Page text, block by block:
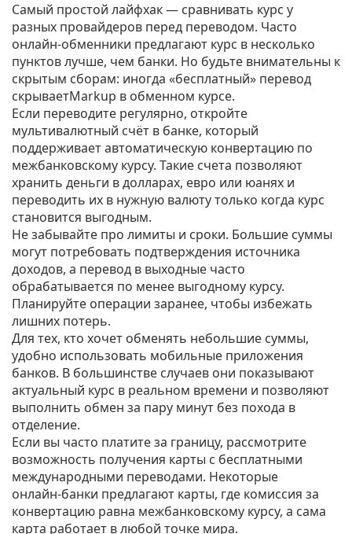
Самый простой лайфхак — сравнивать курс у
разных провайдеров перед переводом. Часто
онлайн‑обменники предлагают курс в несколько
пунктов лучше, чем банки. Но будьте внимательны к
скрытым сборам: иногда «бесплатный» перевод
скрываетMarkup в обменном курсе.
Если переводите регулярно, откройте
мультивалютный счёт в банке, который
поддерживает автоматическую конвертацию по
межбанковскому курсу. Такие счета позволяют
хранить деньги в долларах, евро или юанях и
переводить их в нужную валюту только когда курс
становится выгодным.
Не забывайте про лимиты и сроки. Большие суммы
могут потребовать подтверждения источника
доходов, а перевод в выходные часто
обрабатывается по менее выгодному курсу.
Планируйте операции заранее, чтобы избежать
лишних потерь.
Для тех, кто хочет обменять небольшие суммы,
удобно использовать мобильные приложения
банков. В большинстве случаев они показывают
актуальный курс в реальном времени и позволяют
выполнить обмен за пару минут без похода в
отделение.
Если вы часто платите за границу, рассмотрите
возможность получения карты с бесплатными
международными переводами. Некоторые
онлайн‑банки предлагают карты, где комиссия за
конвертацию равна межбанковскому курсу, а сама
карта работает в любой точке мира.